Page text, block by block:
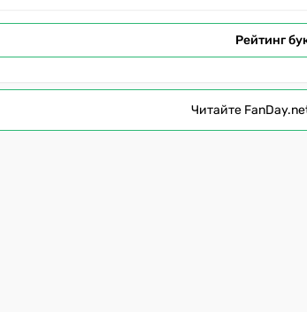
Рейтинг
Читайте